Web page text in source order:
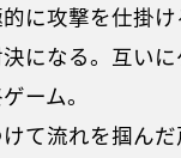
に攻撃を仕掛
になる。互いに
ーム。
て流れを掴ん